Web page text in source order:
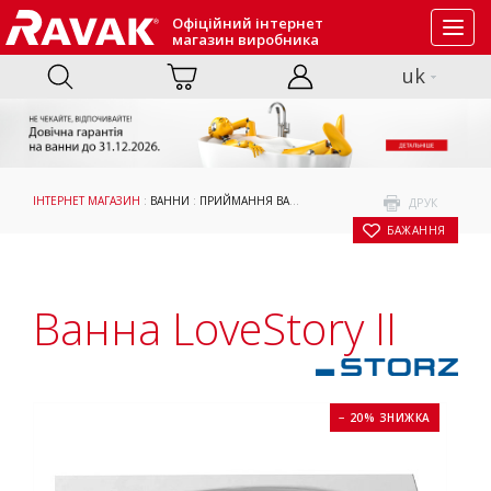
Офіційний інтернет
магазин виробника
uk
ДРУК
БАЖАННЯ
ІНТЕРНЕТ МАГАЗИН : ВАННИ : ПРИЙМАННЯ ВАННИ : ВАННА LOVESTORY II
Ванна LoveStory II
− 20% ЗНИЖКА